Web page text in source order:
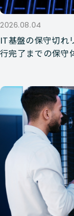
2026.08.04
IT基盤の保守切れ
行完了までの保守